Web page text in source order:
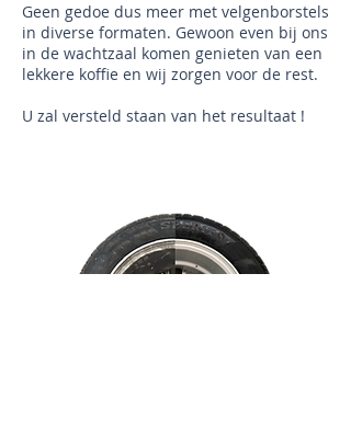
Geen gedoe dus meer met velgenborstels
in diverse formaten. Gewoon even bij ons
in de wachtzaal komen genieten van een
lekkere koffie en wij zorgen voor de rest.
U zal versteld staan van het resultaat !